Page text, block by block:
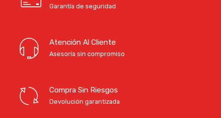
Garantía de seguridad
Atención Al Cliente
Asesoría sin compromiso
Compra Sin Riesgos
Devolución garantizada